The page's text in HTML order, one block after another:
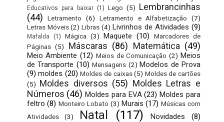
Educativos para baixar (1) Lego (5) Lembrancinhas
(44)
Letramento (6) Letramento e Alfabetização
(7)
Letras Móveis (2) Libras (4) Livrinhos de Atividades (9)
Mafalda (1) Mágica (3) Maquete (10)
Marcadores de
Páginas (5) Máscaras (86) Matemática (49)
Meio Ambiente (12) Meios de Comunicação (2) Meios
de Transporte (10) Mensagens (2) Modelos de Prova
(9) moldes (20) Moldes de caixas (5) Moldes de cartões
(5) Moldes diversos (55) Moldes Letras e
Números (46) Moldes para EVA (23) Moldes para
feltro (8) Monteiro Lobato (3) Murais (17) Músicas com
Atividades
(3) Natal (117) Novidades (8)